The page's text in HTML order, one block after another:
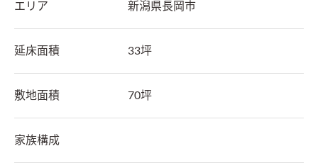
エリア 新潟県長岡市
延床面積 33坪
敷地面積 70坪
家族構成